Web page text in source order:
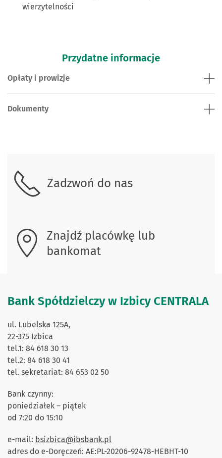
wierzytelności
Przydatne informacje
Opłaty i prowizje
Dokumenty
Zadzwoń do nas
Znajdź placówkę lub
bankomat
Bank Spółdzielczy w Izbicy CENTRALA
ul. Lubelska 125A,
22-375 Izbica
tel.1: 84 618 30 13
tel.2: 84 618 30 41
tel. sekretariat: 84 653 02 50
Bank czynny:
poniedziałek – piątek
od 7:20 do 15:10
e-mail: bsizbica@ibsbank.pl
adres do e-Doręczeń: AE:PL-20206-92478-HEBHT-10